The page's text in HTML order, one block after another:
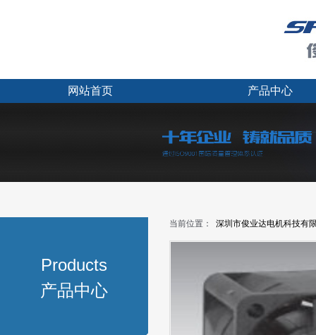
网站首页 产品中心
Products
产品中心
当前位置： 深圳市俊业达电机科技有